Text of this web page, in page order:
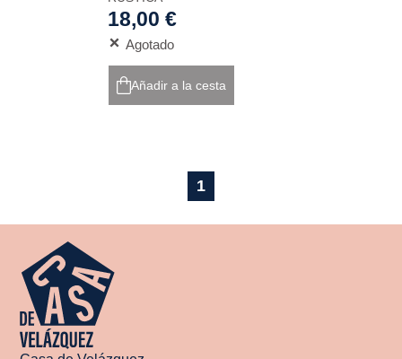
18,00 €
Agotado
Añadir a la cesta
1